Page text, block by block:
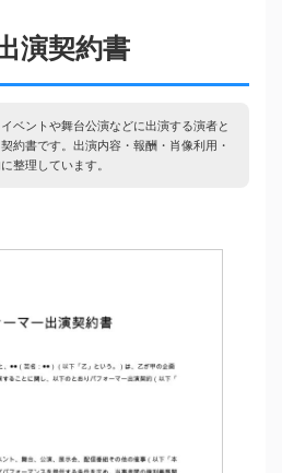
演契約書
ベントや舞台公演などに出演する演者と
約書です。出演内容・報酬・肖像利用・
整理しています。